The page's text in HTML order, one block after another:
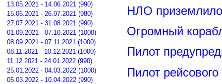
13.05.2021 - 14.06.2021 (990)
15.06.2021 - 26.07.2021 (980)
27.07.2021 - 31.08.2021 (990)
01.09.2021 - 07.10.2021 (1000)
08.09.2021 - 07.11.2021 (1000)
08.11.2021 - 10.12.2021 (1000)
11.12.2021 - 24.01.2022 (990)
25.01.2022 - 04.03.2022 (1000)
05.03.2022 - 10.04.2022 (990)
НЛО
Огромный
Пилот
Пилот